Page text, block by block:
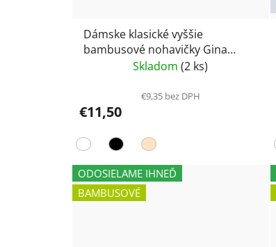
Dámske klasické vyššie
bambusové nohavičky Gina
00035 MARTINA
Skladom(2 ks)
€9,35 bez DPH
€11,50
ODOSIELAME IHNEĎ
BAMBUSOVÉ